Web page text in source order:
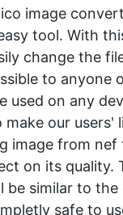
to anyone
used on any
make our users'
image from
on its quality.
be similar to the
safe to
information.
of our
We ensure that